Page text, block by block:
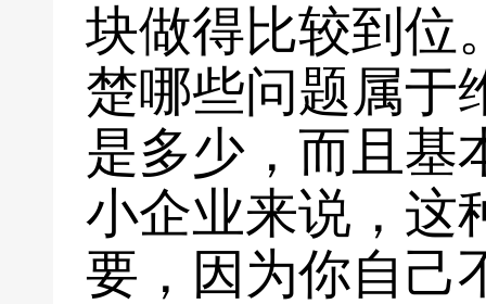
块做得比较到位
楚哪些问题属于
是多少，而且基
小企业来说，这
要，因为你自己